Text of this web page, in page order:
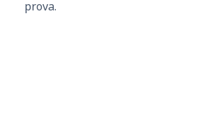
prova.